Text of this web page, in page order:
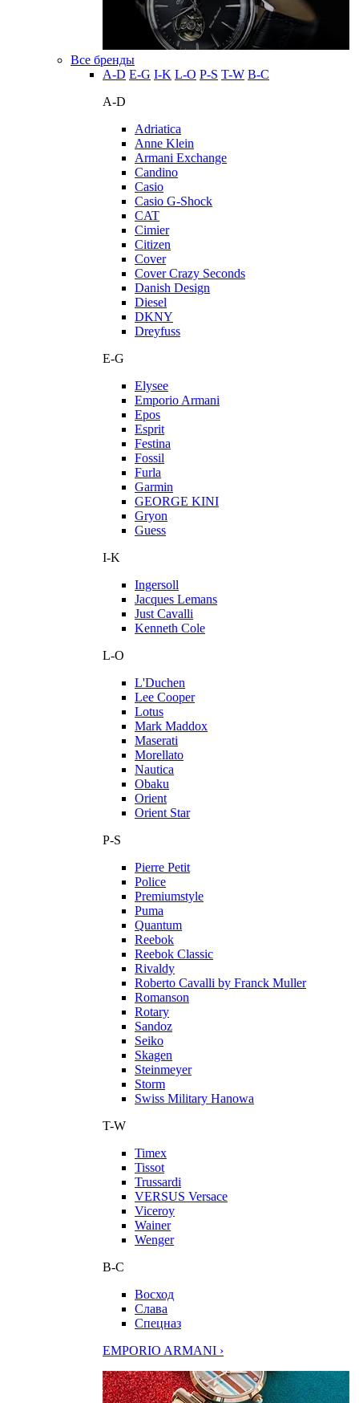
Все бренды
A-D E-G I-K L-O P-S T-W В-С
A-D
Adriatica
Anne Klein
Armani Exchange
Candino
Casio
Casio G-Shock
CAT
Cimier
Citizen
Cover
Cover Crazy Seconds
Danish Design
Diesel
DKNY
Dreyfuss
E-G
Elysee
Emporio Armani
Epos
Esprit
Festina
Fossil
Furla
Garmin
GEORGE KINI
Gryon
Guess
I-K
Ingersoll
Jacques Lemans
Just Cavalli
Kenneth Cole
L-O
L'Duchen
Lee Cooper
Lotus
Mark Maddox
Maserati
Morellato
Nautica
Obaku
Orient
Orient Star
P-S
Pierre Petit
Police
Premiumstyle
Puma
Quantum
Reebok
Reebok Classic
Rivaldy
Roberto Cavalli by Franck Muller
Romanson
Rotary
Sandoz
Seiko
Skagen
Steinmeyer
Storm
Swiss Military Hanowa
T-W
Timex
Tissot
Trussardi
VERSUS Versace
Viceroy
Wainer
Wenger
В-С
Восход
Слава
Спецназ
EMPORIO ARMANI ›